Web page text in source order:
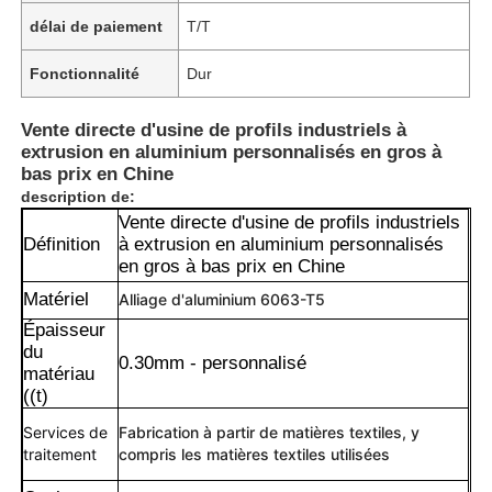
délai de paiement T/T
Fonctionnalité Dur
Vente directe d'usine de profils industriels à
extrusion en aluminium personnalisés en gros à
bas prix en Chine
description de:
Définition
Vente directe d'usine de profils industriels
à extrusion en aluminium personnalisés
en gros à bas prix en Chine
Matériel
Alliage d'aluminium 6063-T5
Épaisseur
du
matériau
((t)
0.30mm - personnalisé
Services de
traitement
Fabrication à partir de matières textiles, y
compris les matières textiles utilisées